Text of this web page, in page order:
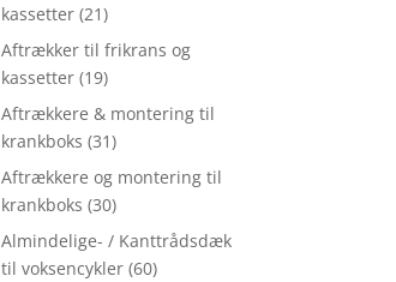
kassetter (21)
Aftrækker til frikrans og
kassetter (19)
Aftrækkere & montering til
krankboks (31)
Aftrækkere og montering til
krankboks (30)
Almindelige- / Kanttrådsdæk
til voksencykler (60)